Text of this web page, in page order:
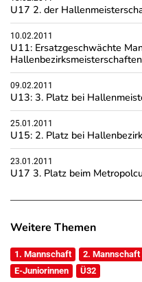
U17 2. der
10.02.2011
U11: Ersatzgeschwächte
Hallenbezirksmeisterschaften
09.02.2011
U13: 3. Platz bei
25.01.2011
U15: 2. Platz bei
23.01.2011
U17 3. Platz beim
Weitere Themen
1. Mannschaft 2. Mannschaft
E-Juniorinnen
Ü32